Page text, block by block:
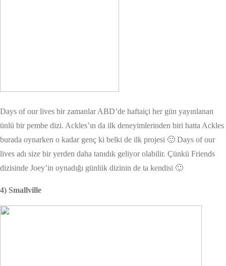
Days of our lives bir zamanlar ABD’de haftaiçi her gün yayınlanan
ünlü bir pembe dizi. Ackles’ın da ilk deneyimlerinden biri hatta Ackles
burada oynarken o kadar genç ki belki de ilk projesi 🙂 Days of our
lives adı size bir yerden daha tanıdık geliyor olabilir. Çünkü Friends
dizisinde Joey’in oynadığı günlük dizinin de ta kendisi 🙂
4) Smallville